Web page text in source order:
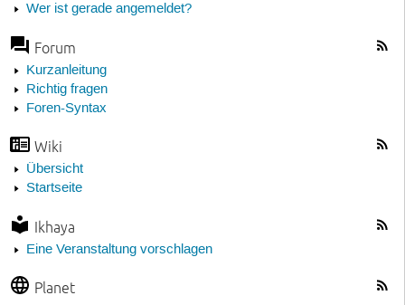
Wer ist gerade angemeldet?
Forum
Kurzanleitung
Richtig fragen
Foren-Syntax
Wiki
Übersicht
Startseite
Ikhaya
Eine Veranstaltung vorschlagen
Planet